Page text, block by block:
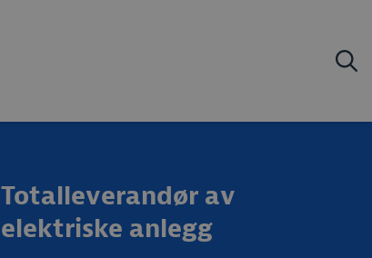
Totalleverandør av
elektriske anlegg